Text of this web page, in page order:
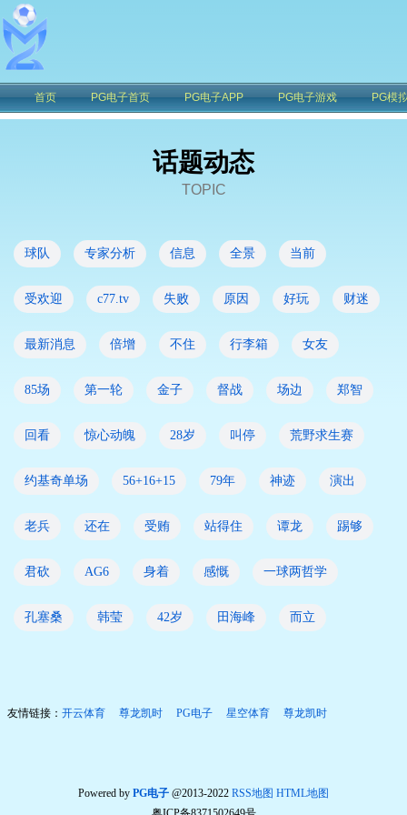
首页 PG电子首页 PG电子APP PG电子游戏 PG模
话题动态
TOPIC
球队 专家分析 信息 全景 当前
受欢迎 c77.tv 失败 原因 好玩 财迷
最新消息 倍增 不住 行李箱 女友
85场 第一轮 金子 督战 场边 郑智
回看 惊心动魄 28岁 叫停 荒野求生赛
约基奇单场 56+16+15 79年 神迹 演出
老兵 还在 受贿 站得住 谭龙 踢够
君砍 AG6 身着 感慨 一球两哲学
孔塞桑 韩莹 42岁 田海峰 而立
友情链接： 开云体育 尊龙凯时 PG电子 星空体育 尊龙凯时
Powered by PG电子 @2013-2022 RSS地图 HTML地图